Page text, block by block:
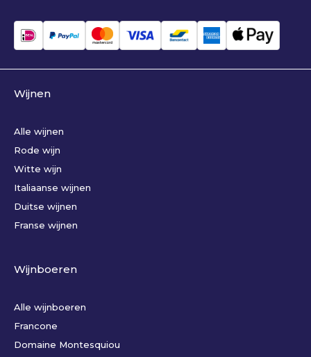
Wijnen
Alle wijnen
Rode wijn
Witte wijn
Italiaanse wijnen
Duitse wijnen
Franse wijnen
Wijnboeren
Alle wijnboeren
Francone
Domaine Montesquiou